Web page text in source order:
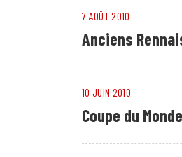
7 AOÛT 2010
Anciens
10 JUIN 2010
Coupe du